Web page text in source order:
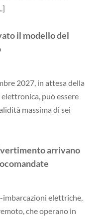
il modello del
2027, in attesa della
può essere
massima di sei
arrivano
elettriche,
che operano in